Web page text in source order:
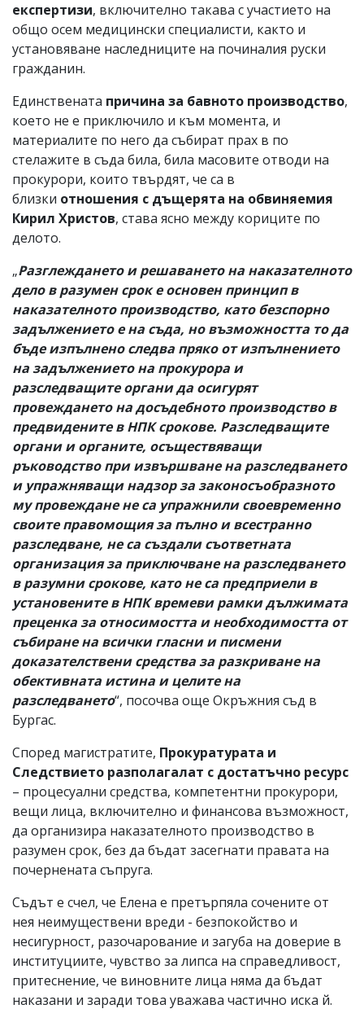
експертизи, включително такава с участието на
общо осем медицински специалисти, както и
установяване наследниците на починалия руски
гражданин.
Единствената причина за бавното производство,
което не е приключило и към момента, и
материалите по него да събират прах в по
стелажите в съда била, била масовите отводи на
прокурори, които твърдят, че са в
близки отношения с дъщерята на обвиняемия
Кирил Христов, става ясно между кориците по
делото.
„Разглеждането и решаването на наказателното
дело в разумен срок е основен принцип в
наказателното производство, като безспорно
задължението е на съда, но възможността то да
бъде изпълнено следва пряко от изпълнението
на задължението на прокурора и
разследващите органи да осигурят
провеждането на досъдебното производство в
предвидените в НПК срокове. Разследващите
органи и органите, осъществяващи
ръководство при извършване на разследването
и упражняващи надзор за законосъобразното
му провеждане не са упражнили своевременно
своите правомощия за пълно и всестранно
разследване, не са създали съответната
организация за приключване на разследването
в разумни срокове, като не са предприели в
установените в НПК времеви рамки дължимата
преценка за относимостта и необходимостта от
събиране на всички гласни и писмени
доказателствени средства за разкриване на
обективната истина и целите на
разследването“, посочва още Окръжния съд в
Бургас.
Според магистратите, Прокуратурата и
Следствието разполагалат с достатъчно ресурс
– процесуални средства, компетентни прокурори,
вещи лица, включително и финансова възможност,
да организира наказателното производство в
разумен срок, без да бъдат засегнати правата на
почернената съпруга.
Съдът е счел, че Елена е претърпяла сочените от
нея неимуществени вреди - безпокойство и
несигурност, разочарование и загуба на доверие в
институциите, чувство за липса на справедливост,
притеснение, че виновните лица няма да бъдат
наказани и заради това уважава частично иска й.